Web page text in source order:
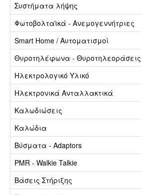
Συστήματα λήψης
Φωτοβολταϊκά - Ανεμογεννήτριες
Smart Home / Αυτοματισμοί
Θυροτηλέφωνα - Θυροτηλεοράσεις
Ηλεκτρολογικό Υλικό
Ηλεκτρονικά Ανταλλακτικά
Καλωδιώσεις
Καλώδια
Βύσματα - Adaptors
PMR - Walkie Talkie
Βάσεις Στήριξης